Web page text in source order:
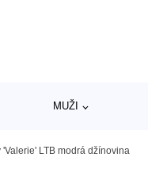
MUŽI
'Valerie' LTB modrá džínovina